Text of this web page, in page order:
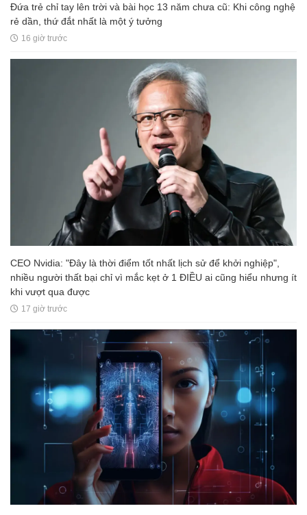
Đứa trẻ chỉ tay lên trời và bài học 13 năm chưa cũ: Khi công nghệ
rẻ dần, thứ đắt nhất là một ý tưởng
16 giờ trước
CEO Nvidia: "Đây là thời điểm tốt nhất lịch sử để khởi nghiệp",
nhiều người thất bại chỉ vì mắc kẹt ở 1 ĐIỀU ai cũng hiểu nhưng ít
khi vượt qua được
17 giờ trước